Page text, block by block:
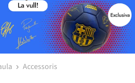
Accessoris